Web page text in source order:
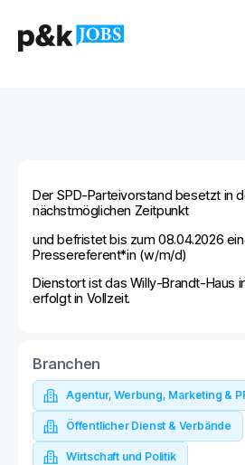
Der SPD-Parteivorstand besetzt in
nächstmöglichen Zeitpunkt
und befristet bis zum 08.04.2026
Pressereferent*in (w/m/d)
Dienstort ist das Willy-Brandt-Haus
erfolgt in Vollzeit.
Branchen
Agentur, Werbung, Marketing &
Öffentlicher Dienst & Verbände
Wirtschaft und Politik